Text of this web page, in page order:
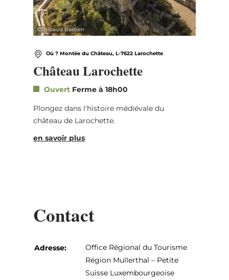
©Thibaud Bastien
Où ? Montée du Château, L-7622 Larochette
Château Larochette
Ouvert Ferme à 18h00
Plongez dans l'histoire médiévale du
château de Larochette.
en savoir plus
Contact
Adresse:
Office Régional du Tourisme
Région Mullerthal – Petite
Suisse Luxembourgeoise